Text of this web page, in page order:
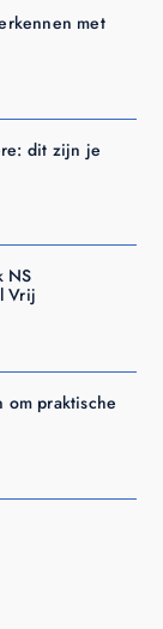
met
dit zijn je
NS
Vrij
om praktische